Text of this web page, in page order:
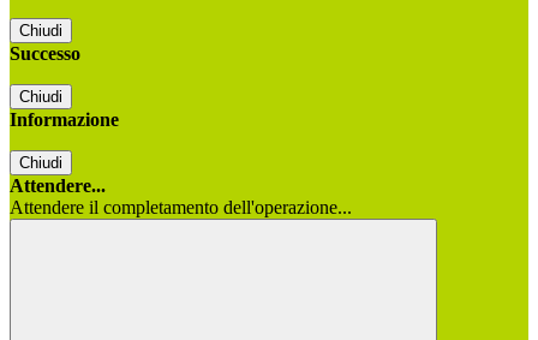
Chiudi
Successo
Chiudi
Informazione
Chiudi
Attendere...
Attendere il completamento dell'operazione...